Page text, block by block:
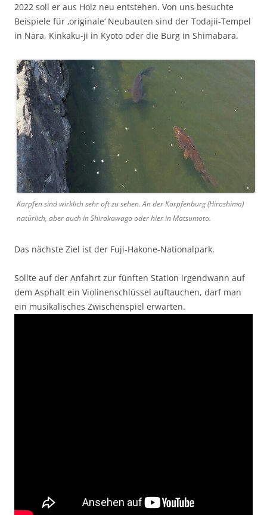
2022 soll er aus Holz neu entstehen. Von uns besuchte
Beispiele für ‚originale‘ Neubauten sind der Todajii-Tempel
in Nara, Kinkaku-ji in Kyoto oder die Burg in Shimabara.
Karpfen sind wirklich sehr oft zu sehen. An der Karpfenburg (Hiroshima)
natürlich, aber auch in Shirakawago oder hier in Matsumoto.
Das nächste Ziel ist der Fuji-Hakone-Nationalpark.
Sollte auf der Anfahrt zur fünften Station irgendwann auf
dem Asphalt ein Violinenschlüssel auftauchen, darf man
ein musikalisches Zwischenspiel erwarten.